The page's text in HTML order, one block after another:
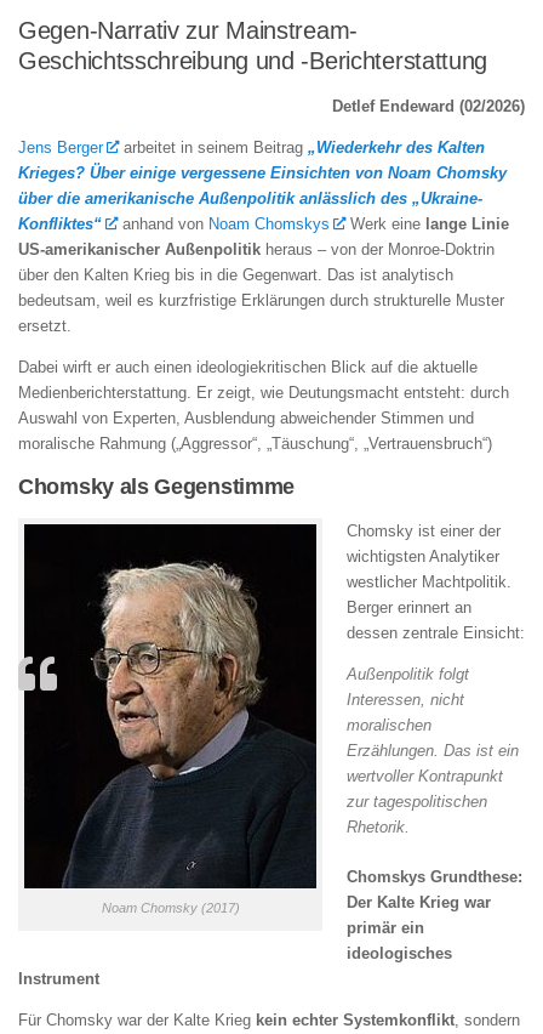
Gegen-Narrativ zur Mainstream-
Geschichtsschreibung und -Berichterstattung
Detlef Endeward (02/2026)
Jens Berger arbeitet in seinem Beitrag„Wiederkehr des Kalten
Krieges? Über einige vergessene Einsichten von Noam Chomsky
über die amerikanische Außenpolitik anlässlich des „Ukraine-
Konfliktes“
anhand von Noam Chomskys Werk eine lange Linie
US‑amerikanischer Außenpolitik heraus – von der Monroe‑Doktrin
über den Kalten Krieg bis in die Gegenwart. Das ist analytisch
bedeutsam, weil es kurzfristige Erklärungen durch strukturelle Muster
ersetzt.
Dabei wirft er auch einen ideologiekritischen Blick auf die aktuelle
Medienberichterstattung. Er zeigt, wie Deutungsmacht entsteht: durch
Auswahl von Experten, Ausblendung abweichender Stimmen und
moralische Rahmung („Aggressor“, „Täuschung“, „Vertrauensbruch“)
Chomsky als Gegenstimme
Noam Chomsky (2017)
Chomsky ist einer der
wichtigsten Analytiker
westlicher Machtpolitik.
Berger erinnert an
dessen zentrale Einsicht:
Außenpolitik folgt
Interessen, nicht
moralischen
Erzählungen. Das ist ein
wertvoller Kontrapunkt
zur tagespolitischen
Rhetorik.
Chomskys Grundthese:
Der Kalte Krieg war
primär ein
ideologisches
Instrument
Für Chomsky war der Kalte Krieg kein echter Systemkonflikt, sondern